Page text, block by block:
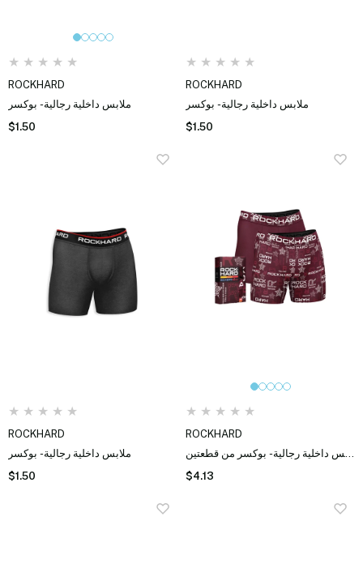
★ ★ ★ ★ ★
ROCKHARD
ملابس داخلية رجالية - بوكسر
$1.50
★ ★ ★ ★ ★
ROCKHARD
ملابس داخلية رجالية - بوكسر
$1.50
★ ★ ★ ★ ★
ROCKHARD
ملابس داخلية رجالية - بوكسر
$1.50
★ ★ ★ ★ ★
ROCKHARD
ملابس داخلية رجالية - بوكسر من قطعتين
$4.13